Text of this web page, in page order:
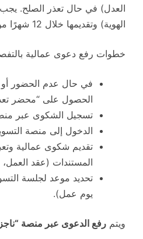
العدل) في حال تعذر الصلح. يجب
الهوية) وتقديمها خلال 12 شهرًا من انتهاء العلاقة العمالية.
خطوات رفع دعوى عمالية
في حال عدم الحضور أو
الحصول على “محضر
تسجيل الشكوى عبر
الدخول إلى منصة
تقديم شكوى عمالية
المستندات (عقد العمل،
يوم عمل).
ويتم رفع الدعوى عبر منصة